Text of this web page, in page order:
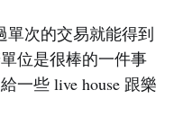
單次的交易就能得到
位是很棒的一件事
一些 live house 跟樂